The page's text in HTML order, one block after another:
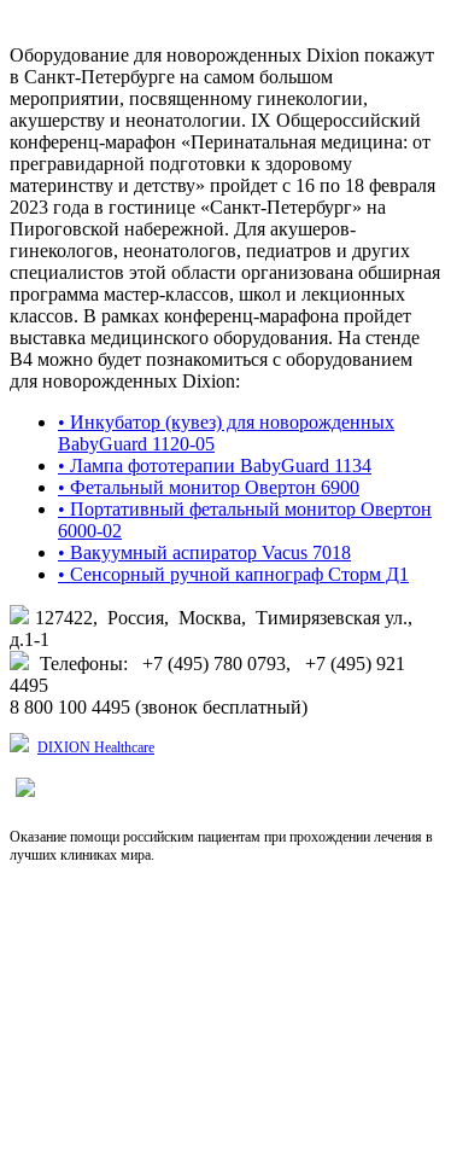
Оборудование для новорожденных Dixion покажут
в Санкт-Петербурге на самом большом
мероприятии, посвященному гинекологии,
акушерству и неонатологии. IX Общероссийский
конференц-марафон «Перинатальная медицина: от
прегравидарной подготовки к здоровому
материнству и детству» пройдет с 16 по 18 февраля
2023 года в гостинице «Санкт-Петербург» на
Пироговской набережной. Для акушеров-
гинекологов, неонатологов, педиатров и других
специалистов этой области организована обширная
программа мастер-классов, школ и лекционных
классов. В рамках конференц-марафона пройдет
выставка медицинского оборудования. На стенде
В4 можно будет познакомиться с оборудованием
для новорожденных Dixion:
• Инкубатор (кувез) для новорожденных
BabyGuard 1120-05
• Лампа фототерапии BabyGuard 1134
• Фетальный монитор Овертон 6900
• Портативный фетальный монитор Овертон
6000-02
• Вакуумный аспиратор Vacus 7018
• Сенсорный ручной капнограф Сторм Д1
127422, Россия, Москва, Тимирязевская ул.,
д.1-1
Телефоны: +7 (495) 780 0793, +7 (495) 921
4495
8 800 100 4495 (звонок бесплатный)
DIXION Healthcare
Оказание помощи российским пациентам при прохождении лечения в
лучших клиниках мира.